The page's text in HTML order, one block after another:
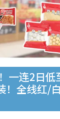
一连2日
！全线红/